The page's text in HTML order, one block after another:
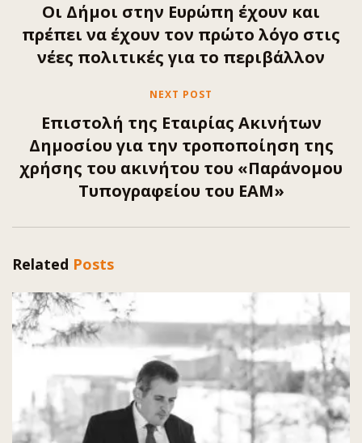
Οι Δήμοι στην Ευρώπη έχουν και
πρέπει να έχουν τον πρώτο λόγο στις
νέες πολιτικές για το περιβάλλον
NEXT POST
Eπιστολή της Εταιρίας Ακινήτων
Δημοσίου για την τροποποίηση της
χρήσης του ακινήτου του «Παράνομου
Τυπογραφείου του ΕΑΜ»
Related Posts